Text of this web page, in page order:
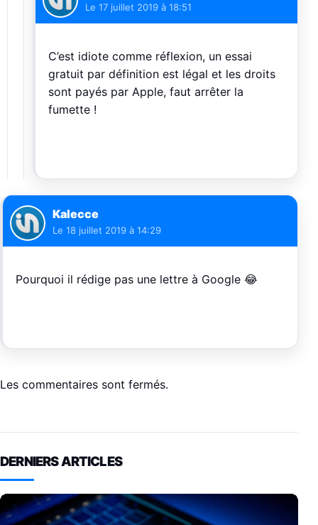
Le 17 juillet 2019 à 18:51
C’est idiote comme réflexion, un essai
gratuit par définition est légal et les droits
sont payés par Apple, faut arrêter la
fumette !
Kalecce
Le 18 juillet 2019 à 14:29
Pourquoi il rédige pas une lettre à Google 😂
Les commentaires sont fermés.
DERNIERS ARTICLES